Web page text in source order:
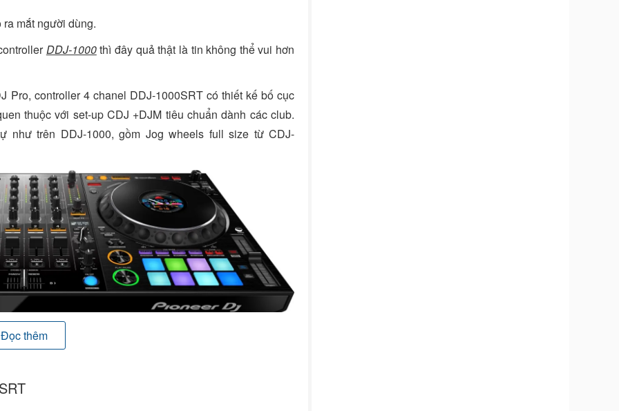
mắt người dùng.
DDJ-1000thì đây quả thật là tin không thể vui hơn
Pro, controller 4 chanel DDJ-1000SRT có thiết kế bố cục
thuộc với set-up CDJ +DJM tiêu chuẩn dành các club.
như trên DDJ-1000, gồm Jog wheels full size từ CDJ-
phải tập trung vào Laptop, kiểm soát mọi thông tin về
bằng việc sử dụng và kết hợp các FX lại với nhau.
Đọc thêm